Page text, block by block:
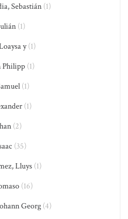
Sebastián(1)
(1)
y(1)
Philipp(1)
(1)
(1)
(2)
(35)
Lluys(1)
(16)
Georg (4)